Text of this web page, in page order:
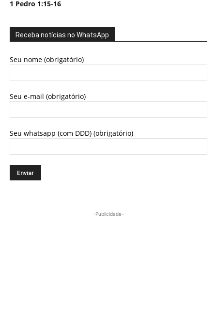
1 Pedro 1:15-16
Receba notícias no WhatsApp
Seu nome (obrigatório)
Seu e-mail (obrigatório)
Seu whatsapp (com DDD) (obrigatório)
-Publicidade-